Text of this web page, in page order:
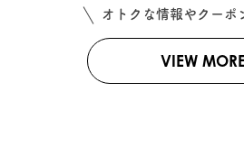
オトクな情報やクーポ
VIEW MORE